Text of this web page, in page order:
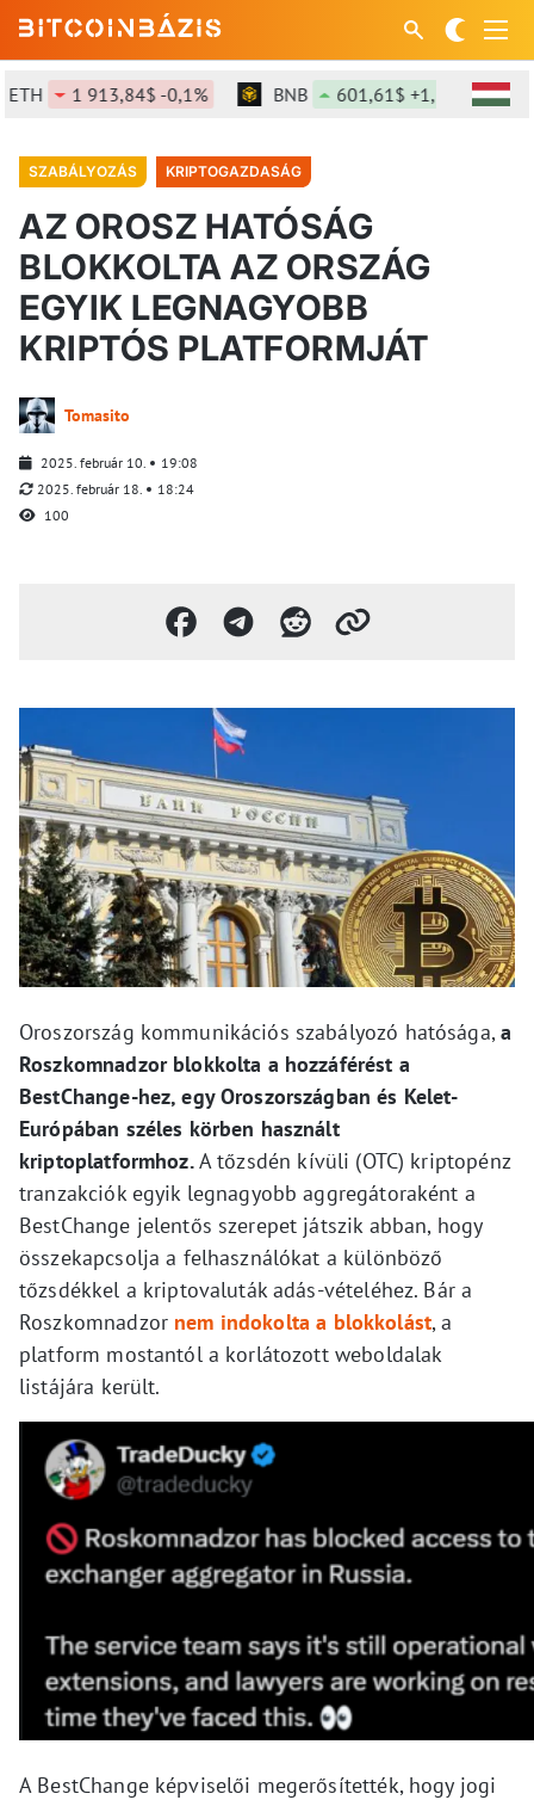
1 913,84$ -0,1% BNB 601,61$ +1,26%
SZABÁLYOZÁS KRIPTOGAZDASÁG
AZ OROSZ HATÓSÁG
BLOKKOLTA AZ ORSZÁG
EGYIK LEGNAGYOBB
KRIPTÓS PLATFORMJÁT
Tomasito
2025. február 10.
19:08
2025. február 18.
18:24
100
Oroszország kommunikációs szabályozó hatósága,a
Roszkomnadzor blokkolta a hozzáférést a
BestChange-hez, egy Oroszországban és Kelet-
Európában széles körben használt
kriptoplatformhoz.A tőzsdén kívüli (OTC) kriptopénz
tranzakciók egyik legnagyobb aggregátoraként a
BestChange jelentős szerepet játszik abban, hogy
összekapcsolja a felhasználókat a különböző
tőzsdékkel a kriptovaluták adás-vételéhez. Bár a
Roszkomnadzor nem indokolta a blokkolást, a
platform mostantól a korlátozott weboldalak
listájára került.
A BestChange képviselői megerősítették, hogy jogi